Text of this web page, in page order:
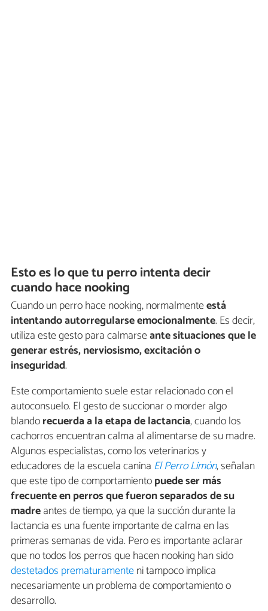
Esto es lo que tu perro intenta decir
cuando hace nooking
Cuando un perro hace nooking, normalmenteestá
intentando autorregularse emocionalmente. Es decir,
utiliza este gesto para calmarseante situaciones que le
generar estrés, nerviosismo, excitación o
inseguridad.
Este comportamiento suele estar relacionado con el
autoconsuelo. El gesto de succionar o morder algo
blandorecuerda a la etapa de lactancia, cuando los
cachorros encuentran calma al alimentarse de su madre.
Algunos especialistas, como los veterinarios y
educadores de la escuela canina El Perro Limón, señalan
que este tipo de comportamientopuede ser más
frecuente en perros que fueron separados de su
madreantes de tiempo, ya que la succión durante la
lactancia es una fuente importante de calma en las
primeras semanas de vida. Pero es importante aclarar
que no todos los perros que hacen nooking han sido
destetados prematuramenteni tampoco implica
necesariamente un problema de comportamiento o
desarrollo.